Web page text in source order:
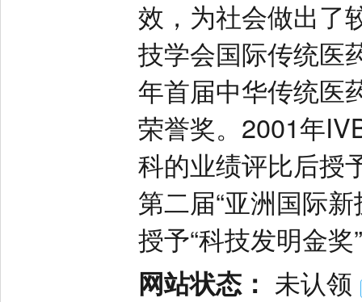
效，为社会做出了
技学会国际传统医
年首届中华传统医
荣誉奖。2001年
科的业绩评比后授
第二届“亚洲国际
授予“科技发明金奖
网站状态： 未认领